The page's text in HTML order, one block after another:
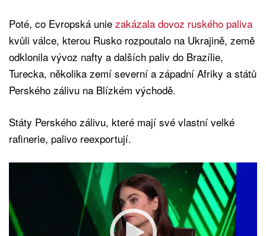
Poté, co Evropská unie zakázala dovoz ruského paliva
kvůli válce, kterou Rusko rozpoutalo na Ukrajině, země
odklonila vývoz nafty a dalších paliv do Brazílie,
Turecka, několika zemí severní a západní Afriky a států
Perského zálivu na Blízkém východě.
Státy Perského zálivu, které mají své vlastní velké
rafinerie, palivo reexportují.